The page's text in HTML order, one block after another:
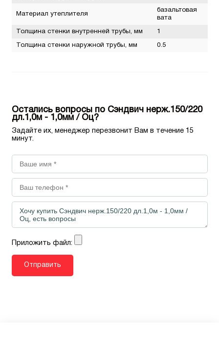
Материал утеплителя
базальтовая
вата
Толщина стенки внутренней трубы, мм 1
Толщина стенки наружной трубы, мм 0.5
Остались вопросы по Сэндвич нерж.150/220
дл.1,0м - 1,0мм / Оц?
Задайте их, менеджер перезвонит Вам в течение 15
минут.
Приложить файл: